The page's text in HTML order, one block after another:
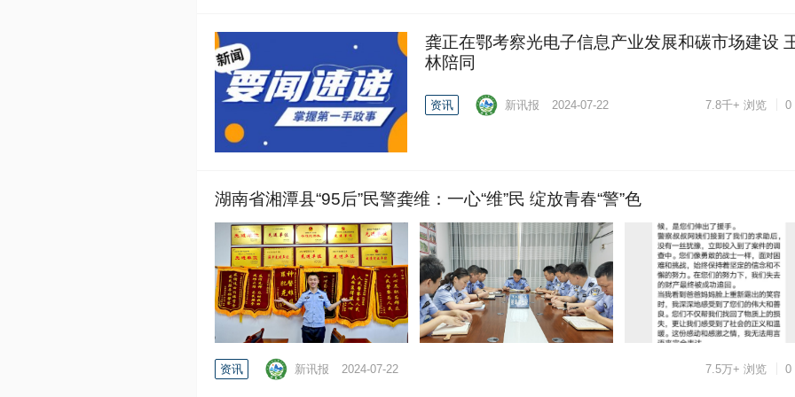
龚正在鄂考察光电子信息产业发展和碳市场建设
林陪同
资讯 新讯报 2024-07-22 7.8千+ 浏览 0
湖南省湘潭县“95后”民警龚维：一心“维”民 绽放青春“警”色
资讯 新讯报 2024-07-22 7.5万+ 浏览 0